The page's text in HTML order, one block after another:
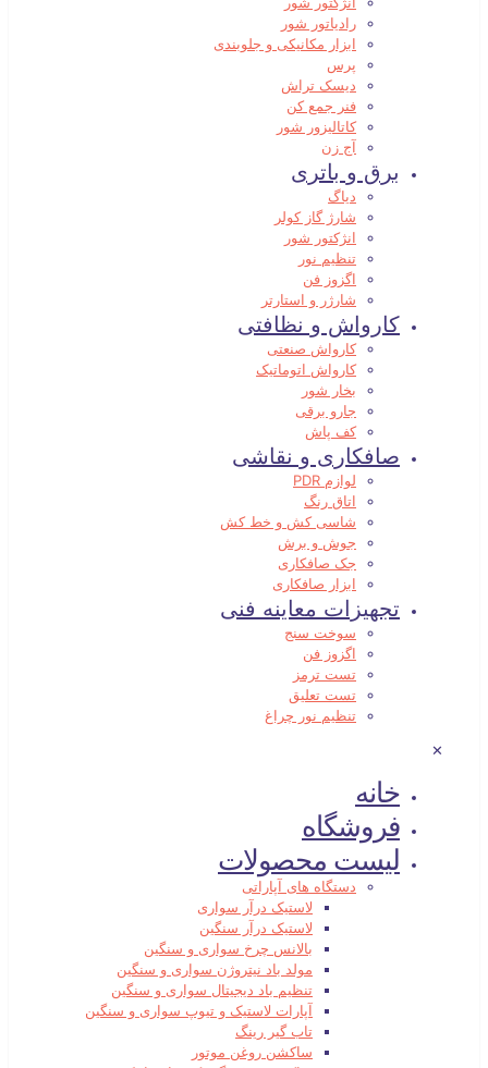
رادیاتور شور
ابزار مکانیکی و جلوبندی
پرس
دیسک تراش
فنر جمع کن
کاتالیزور شور
آج زن
برق و باتری
دیاگ
شارژ گاز کولر
انژکتور شور
تنظیم نور
اگزوز فن
شارژر و استارتر
کارواش و نظافتی
کارواش صنعتی
کارواش اتوماتیک
بخار شور
جارو برقی
کف پاش
صافکاری و نقاشی
لوازم PDR
اتاق رنگ
شاسی کش و خط کش
جوش و برش
جک صافکاری
ابزار صافکاری
تجهیزات معاینه فنی
سوخت سنج
اگزوز فن
تست ترمز
تست تعلیق
تنظیم نور چراغ
✕
خانه
فروشگاه
لیست محصولات
دستگاه های آپاراتی
لاستیک درآر سواری
لاستیک درآر سنگین
بالانس چرخ سواری و سنگین
مولد باد نیتروژن سواری و سنگین
تنظیم باد دیجیتال سواری و سنگین
آپارات لاستیک و تیوپ سواری و سنگین
تاب گیر رینگ
ساکشن روغن موتور